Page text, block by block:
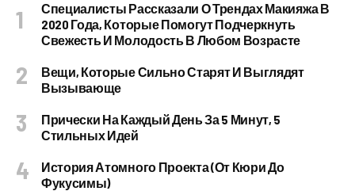
Специалисты Рассказали О Трендах Макияжа В
2020 Года, Которые Помогут Подчеркнуть
Свежесть И Молодость В Любом Возрасте
Вещи, Которые Сильно Старят И Выглядят
Вызывающе
Прически На Каждый День За 5 Минут, 5
Стильных Идей
История Атомного Проекта (от Кюри До
Фукусимы)